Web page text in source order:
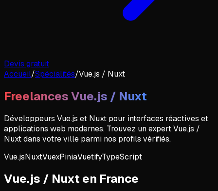
Devis gratuit
Accueil/Spécialités/Vue.js / Nuxt
FreelancesVue.js / Nuxt
Développeurs Vue.js et Nuxt pour interfaces réactives et
applications web modernes. Trouvez un expertVue.js /
Nuxtdans votre ville parmi nos profils vérifiés.
Vue.jsNuxtVuexPiniaVuetifyTypeScript
Vue.js / Nuxt en France